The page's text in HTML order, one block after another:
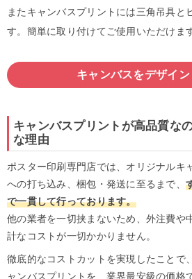
またキャンバスプリントには三角吊具と
す。簡単に取り付けてご使用いただけま
キャンバスをデザイ
キャンバスプリントが高品質な
な理由
ポスター印刷専門店では、オリジナルキ
への打ち込み、梱包・発送に至るまで、
で一貫して行っております。
他の業者を一切挟まないため、外注費や
計なコストが一切かかりません。
徹底的なコストカットを実現したことで
ャンバスプリントを、業界最安級の価格